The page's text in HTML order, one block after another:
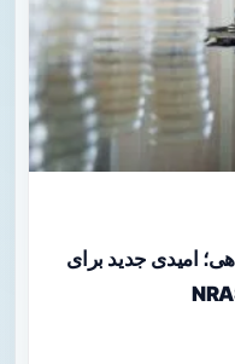
امیدی جدید برای